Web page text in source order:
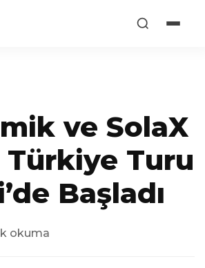
ve SolaX
Türkiye Turu
Başladı
okuma